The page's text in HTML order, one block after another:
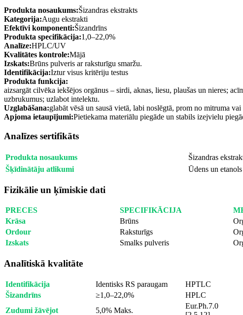
Produkta nosaukums:Šizandras ekstrakts
Kategorija:Augu ekstrakti
Efektīvi komponenti:Šizandrīns
Produkta specifikācija:1,0–22,0%
Analīze:HPLC/UV
Kvalitātes kontrole:Mājā
Izskats:Brūns pulveris ar raksturīgu smaržu.
Identifikācija:Iztur visus kritēriju testus
Produkta funkcija:
aizsargāt cilvēka iekšējos orgānus – sirdi, aknas, liesu, plaušas un nieres;
uzbrukumus; uzlabot intelektu.
Uzglabāšana:glabāt vēsā un sausā vietā, labi noslēgtā, prom no mitruma vai
Apjoma ietaupījumi:Pietiekama materiālu piegāde un stabils izejvielu
Analīzes sertifikāts
Produkta nosaukums Šizandras
Šķīdinātāju atlikumi
Ūdens un etanols
Fizikālie un ķīmiskie dati
PRECES SPECIFIKĀCIJA
Krāsa
Brūns
Ordour
Raksturīgs
Izskats
Smalks pulveris
Analītiskā kvalitāte
Identifikācija Identisks RS paraugam HPTLC
Šizandrīns
≥1,0–22,0% HPLC
Zudumi žāvējot
5,0% Maks.
Eur.Ph.7.0